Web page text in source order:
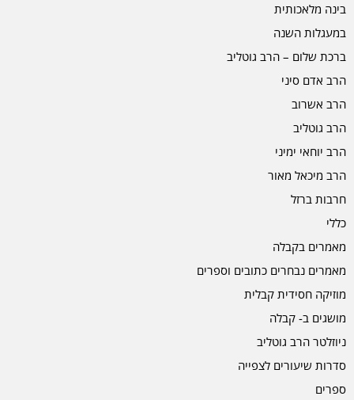
בינה מלאכותית
במעגלות השנה
ברכת שלום – הרב גוטליב
הרב אדם סיני
הרב אשרוב
הרב גוטליב
הרב יוחאי ימיני
הרב מיכאל מאור
חרבות ברזל
כללי
מאמרים בקבלה
מאמרים נבחרים כתובים וספרים
מוזיקה חסידית קבלית
מושגים ב- קבלה
ניוזלטר הרב גוטליב
סדרות שיעורים לצפייה
ספרים